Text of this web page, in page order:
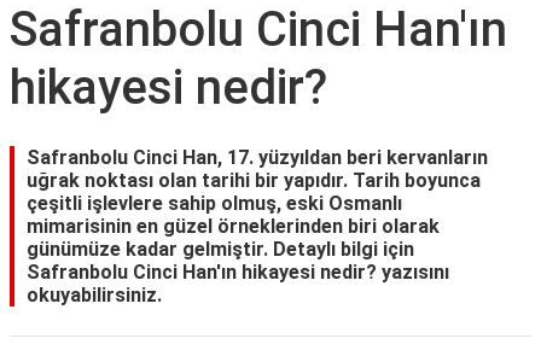
Safranbolu Cinci Han'ın
hikayesi nedir?
Safranbolu Cinci Han, 17. yüzyıldan beri kervanların
uğrak noktası olan tarihi bir yapıdır. Tarih boyunca
çeşitli işlevlere sahip olmuş, eski Osmanlı
mimarisinin en güzel örneklerinden biri olarak
günümüze kadar gelmiştir. Detaylı bilgi için
Safranbolu Cinci Han'ın hikayesi nedir? yazısını
okuyabilirsiniz.